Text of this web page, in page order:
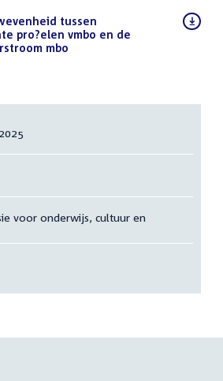
tussen
pro?elen vmbo en de
mbo
voor onderwijs, cultuur en